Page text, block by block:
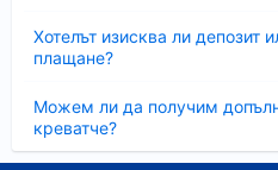
Хотелът изисква ли депозит
плащане?
Можем ли да получим
креватче?